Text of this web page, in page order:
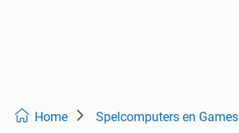
Home Spelcomputers en Games